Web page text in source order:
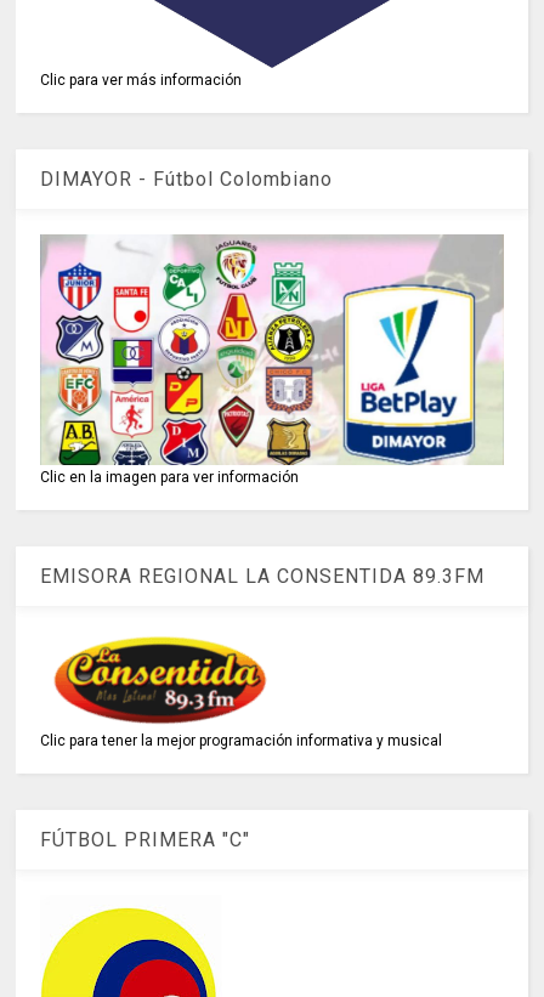
Clic para ver más información
DIMAYOR - Fútbol Colombiano
Clic en la imagen para ver información
EMISORA REGIONAL LA CONSENTIDA 89.3FM
Clic para tener la mejor programación informativa y musical
FÚTBOL PRIMERA "C"